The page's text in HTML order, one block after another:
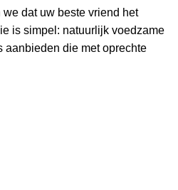
productpagina
dat uw beste vriend het
is simpel: natuurlijk voedzame
aanbieden die met oprechte